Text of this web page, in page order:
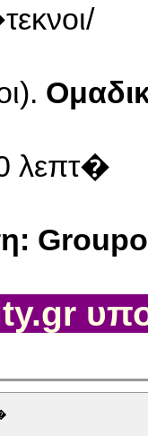
λεπτ�